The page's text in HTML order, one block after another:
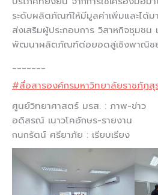
ระดับผลิตภัณฑ์ให้มีมูลค่าเพิ่มและได้
ส่งเสริมผู้ประกอบการ วิสาหกิจชุมชน
พัฒนาผลิตภัณฑ์ต่อยอดสู่เชิงพาณิช
_______
#สื่อสารองค์กรมหาวิทยาลัยราชภัฏสุ
ศูนย์วิทยาศาสตร์ มรส. : ภาพ-ข่าว
อดิสรณ์ เนาวโคอักษร-รายงาน
กนกรัตน์ ศรียาภัย : เรียบเรียง